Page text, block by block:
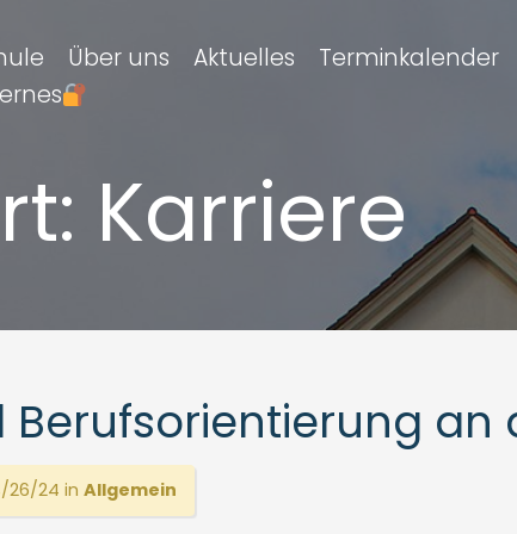
Über uns Aktuelles Terminkalender
Karriere
an
26/24 in Allgemein